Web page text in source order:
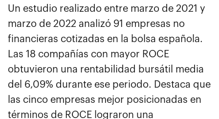
Un estudio realizado entre marzo de 2021 y
marzo de 2022 analizó 91 empresas no
financieras cotizadas en la bolsa española.
Las 18 compañías con mayor ROCE
obtuvieron una rentabilidad bursátil media
del 6,09% durante ese periodo. Destaca que
las cinco empresas mejor posicionadas en
términos de ROCE lograron una